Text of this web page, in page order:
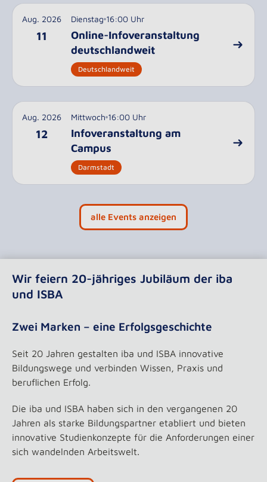
Aug. 2026
11
Dienstag 16:00 Uhr
Online-Infoveranstaltung
deutschlandweit
Deutschlandweit
Aug. 2026
12
Mittwoch 16:00 Uhr
Infoveranstaltung am
Campus
Darmstadt
alle Events anzeigen
Wir feiern 20-jähriges Jubiläum der iba
und ISBA
Zwei Marken – eine Erfolgsgeschichte
Seit 20 Jahren gestalten iba und ISBA innovative
Bildungswege und verbinden Wissen, Praxis und
beruflichen Erfolg.
Die iba und ISBA haben sich in den vergangenen 20
Jahren als starke Bildungspartner etabliert und bieten
innovative Studienkonzepte für die Anforderungen einer
sich wandelnden Arbeitswelt.